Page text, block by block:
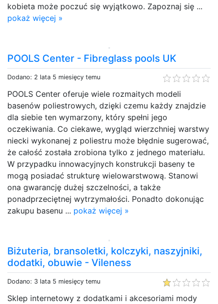
kobieta może poczuć się wyjątkowo. Zapoznaj się ...
pokaż więcej »
POOLS Center - Fibreglass pools UK
Dodano: 2 lata 5 miesięcy temu
POOLS Center oferuje wiele rozmaitych modeli
basenów poliestrowych, dzięki czemu każdy znajdzie
dla siebie ten wymarzony, który spełni jego
oczekiwania. Co ciekawe, wygląd wierzchniej warstwy
niecki wykonanej z poliestru może błędnie sugerować,
że całość została zrobiona tylko z jednego materiału.
W przypadku innowacyjnych konstrukcji baseny te
mogą posiadać strukturę wielowarstwową. Stanowi
ona gwarancję dużej szczelności, a także
ponadprzeciętnej wytrzymałości. Ponadto dokonując
zakupu basenu ... pokaż więcej »
Biżuteria, bransoletki, kolczyki, naszyjniki,
dodatki, obuwie - Vileness
Dodano: 3 lata 5 miesięcy temu
Sklep internetowy z dodatkami i akcesoriami mody